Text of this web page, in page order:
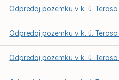
Odpredaj pozemku v k. ú.
Odpredaj pozemku v k. ú.
Odpredaj pozemku v k. ú.